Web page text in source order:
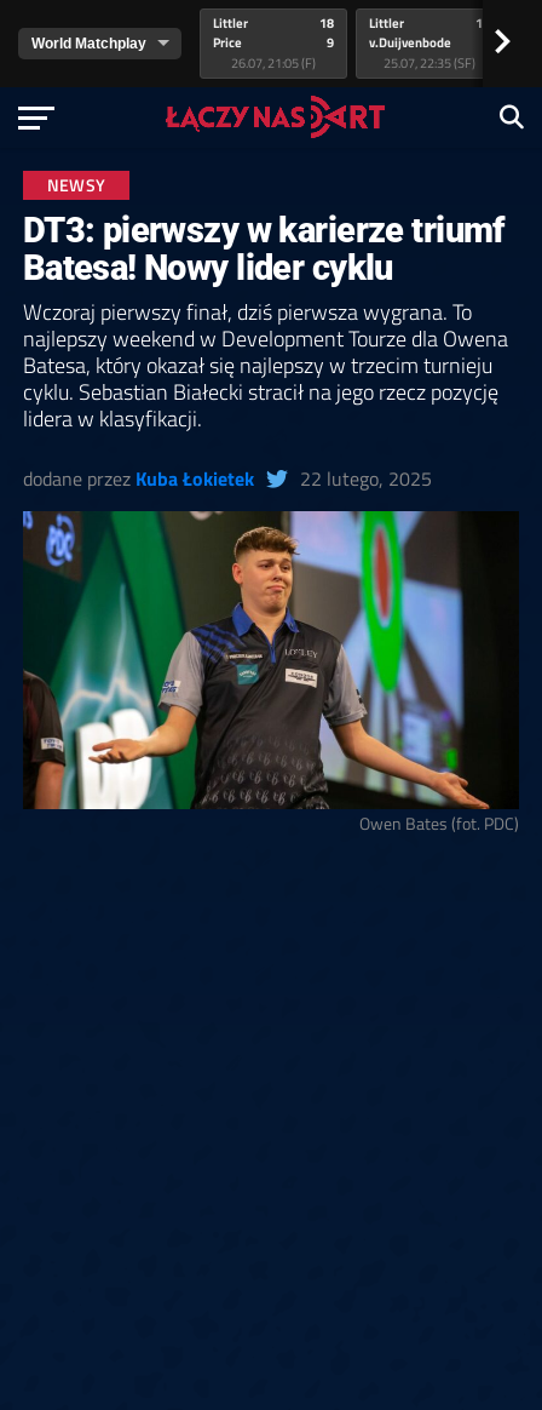
Littler
Price
18
9
26.07, 21:05 (F)
Littler
v.Duijvenbode
17
25.07, 22:35 (SF)
>
NEWSY
DT3: pierwszy w karierze triumf
Batesa! Nowy lider cyklu
Wczoraj pierwszy finał, dziś pierwsza wygrana. To
najlepszy weekend w Development Tourze dla Owena
Batesa, który okazał się najlepszy w trzecim turnieju
cyklu. Sebastian Białecki stracił na jego rzecz pozycję
lidera w klasyfikacji.
dodane przez Kuba Łokietek 22 lutego, 2025
Owen Bates (fot. PDC)